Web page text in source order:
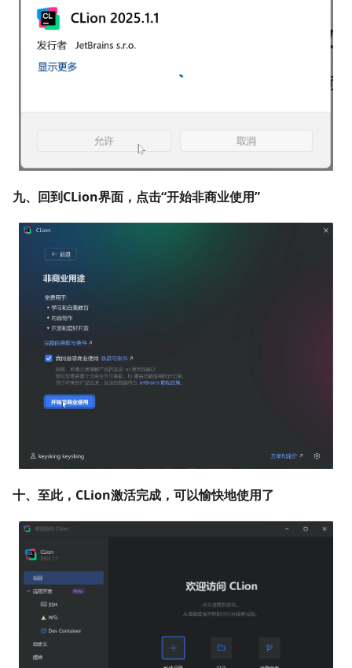
九、回到CLion界面，点击“开始非商业使用”
十、至此，CLion激活完成，可以愉快地使用了